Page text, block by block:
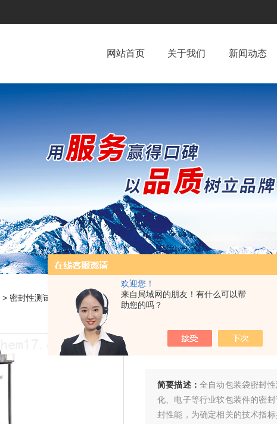
欢迎您！
来自局域网的朋友！有什么可以帮
助您的吗？
网站首页 关于我们 新闻动态
> 密封性测试仪 > WST-02全自动包装袋密封性测试仪
全自动包装袋
简要描述： 全自动包装袋密封
化、电子等行业软包装件的密
封性能，为确定相关的技术指